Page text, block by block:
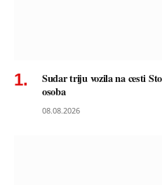
Sudar triju vozila na cesti
osoba
08.08.2026